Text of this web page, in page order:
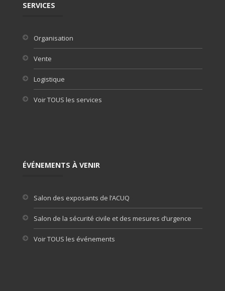
SERVICES
Organisation
Vente
Logistique
Voir TOUS les services
ÉVÉNEMENTS À VENIR
Salon des exposants de l’ACUQ
Salon de la sécurité civile et des mesures d’urgence
Voir TOUS les événements